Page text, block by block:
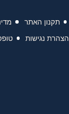
תקנון האתר
הצהרת נגישות